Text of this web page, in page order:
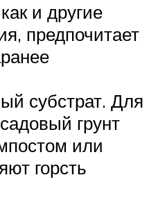
и другие
предпочитает
субстрат. Для
грунт
или
горсть